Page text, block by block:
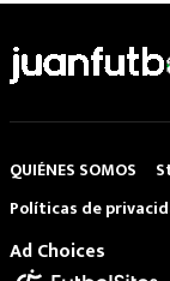
QUIÉNES SOMOS
Políticas de
Ad Choices